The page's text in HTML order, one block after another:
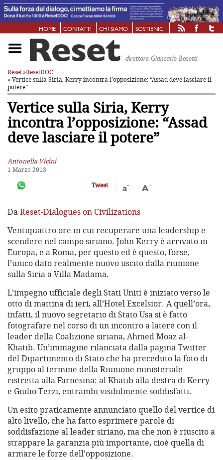
HOME CONTATTI CHI SIAMO SOSTIENICI
Reset»ResetDOC
» Vertice sulla Siria, Kerry incontra l’opposizione: “Assad deve lasciare il
potere”
Vertice sulla Siria, Kerry
incontra l’opposizione: “Assad
deve lasciare il potere”
Antonella Vicini
1 Marzo 2013
Tweet
a- A+
DaReset-Dialogues on Civilizations
Ventiquattro ore in cui recuperare una leadership e
scendere nel campo siriano. John Kerry è arrivato in
Europa, e a Roma, per questo ed è questo, forse,
l’unico dato realmente nuovo uscito dalla riunione
sulla Siria a Villa Madama.
L’impegno ufficiale degli Stati Uniti è iniziato verso le
otto di mattina di ieri, all’Hotel Excelsior. A quell’ora,
infatti, il nuovo segretario di Stato Usa si è fatto
fotografare nel corso di un incontro a latere con il
leader della Coalizione siriana, Ahmed Moaz al-
Khatib. Un’immagine rilanciata dalla pagina Twitter
del Dipartimento di Stato che ha preceduto la foto di
gruppo al termine della Riunione ministeriale
ristretta alla Farnesina: al Khatib alla destra di Kerry
e Giulio Terzi, entrambi visibilmente soddisfatti.
Un esito praticamente annunciato quello del vertice di
alto livello, che ha fatto esprimere parole di
soddisfazione al leader siriano, ma che non è riuscito a
strappare la garanzia più importante, cioè quella di
armare le forze dell’opposizione.